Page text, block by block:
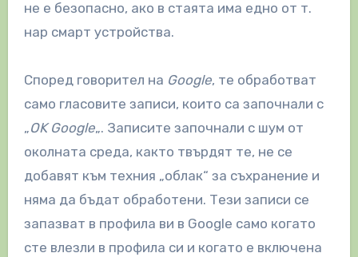
не е безопасно, ако в стаята има едно от т.
нар смарт устройства.
Според говорител на Google, те обработват
само гласовите записи, които са започнали с
„OK Google„. Записите започнали с шум от
околната среда, както твърдят те, не се
добавят към техния „облак“ за съхранение и
няма да бъдат обработени. Тези записи се
запазват в профила ви в Google само когато
сте влезли в профила си и когато е включена